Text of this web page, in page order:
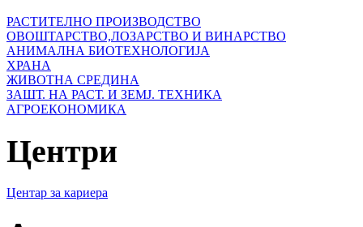
РАСТИТЕЛНО ПРОИЗВОДСТВО
ОВОШТАРСТВО,ЛОЗАРСТВО И ВИНАРСТВО
АНИМАЛНА БИОТЕХНОЛОГИЈА
ХРАНА
ЖИВОТНА СРЕДИНА
ЗАШТ. НА РАСТ. И ЗЕМЈ. ТЕХНИКА
АГРОЕКОНОМИКА
Центри
Центар за кариера